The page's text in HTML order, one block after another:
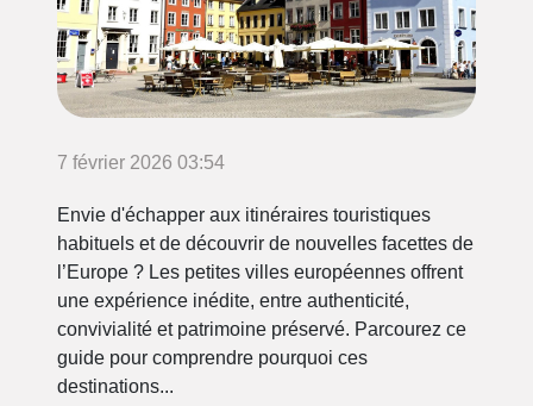
7 février 2026 03:54
Envie d'échapper aux itinéraires touristiques
habituels et de découvrir de nouvelles facettes de
l’Europe ? Les petites villes européennes offrent
une expérience inédite, entre authenticité,
convivialité et patrimoine préservé. Parcourez ce
guide pour comprendre pourquoi ces
destinations...